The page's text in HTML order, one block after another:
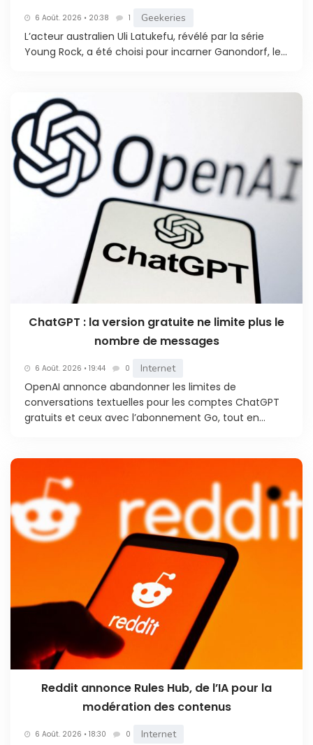
6 Août. 2026 • 20:38 1 Geekeries
L’acteur australien Uli Latukefu, révélé par la série
Young Rock, a été choisi pour incarner Ganondorf, le...
ChatGPT : la version gratuite ne limite plus le
nombre de messages
6 Août. 2026 • 19:44 0 Internet
OpenAI annonce abandonner les limites de
conversations textuelles pour les comptes ChatGPT
gratuits et ceux avec l’abonnement Go, tout en...
Reddit annonce Rules Hub, de l’IA pour la
modération des contenus
6 Août. 2026 • 18:30 0 Internet